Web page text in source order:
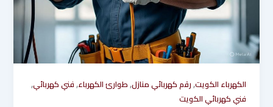
الكهرباء الكويت,رقم كهربائي منازل,طوارئ الكهرباء,فني كهربائي,
فني كهربائي الكويت